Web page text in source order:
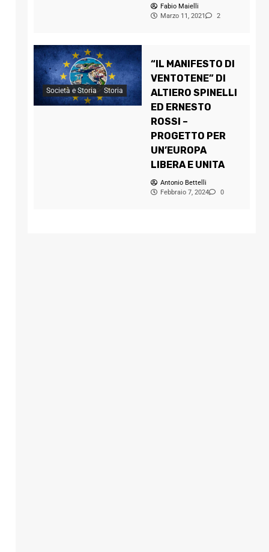
Fabio Maielli
Marzo 11, 2021
2
Società e Storia Storia
“IL MANIFESTO DI
VENTOTENE” DI
ALTIERO SPINELLI
ED ERNESTO
ROSSI –
PROGETTO PER
UN’EUROPA
LIBERA E UNITA
Antonio Bettelli
Febbraio 7, 2024
0